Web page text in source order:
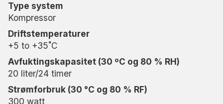
Trygt og pålitelig
Automatisk avstengning aktiveres når vanntanken
er full, og det innebygde hydrometeret sørger for
at luftfuktigheten holdes på ønsket nivå.
Forleng garantien din
Registrer din MRD20G påwarranty-woods.com
Type system
Kompressor
Driftstemperaturer
+5 to +35˚C
Avfuktingskapasitet (30 ºC og 80 % RH)
20 liter/24 timer
Strømforbruk (30 °C og 80 % RF)
300 watt